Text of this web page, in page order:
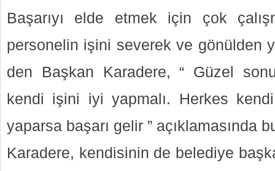
Başarıyı elde etmek için çok
personelin işini severek ve gönülden
den Başkan Karadere, “ Güzel
kendi işini iyi yapmalı. Herkes
yaparsa başarı gelir ” açıklamasında
Karadere, kendisinin de belediye